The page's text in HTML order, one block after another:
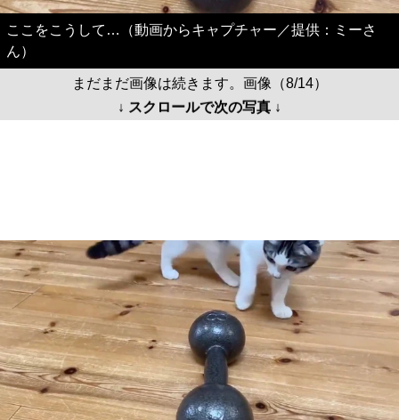
ここをこうして…（動画からキャプチャー／提供：ミーさ
ん）
まだまだ画像は続きます。画像（8/14）
↓ スクロールで次の写真 ↓